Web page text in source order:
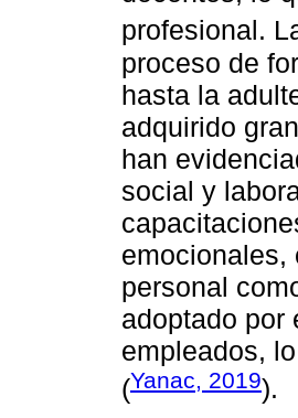
profesional.
proceso de
hasta la
adquirido
han
social y
emocionales,
personal
adoptado por
empleados,
(Yanac, 2019).